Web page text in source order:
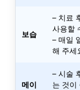
보습
– 치료
사용할
– 매일
해 주세
메이
– 시술
는 것이